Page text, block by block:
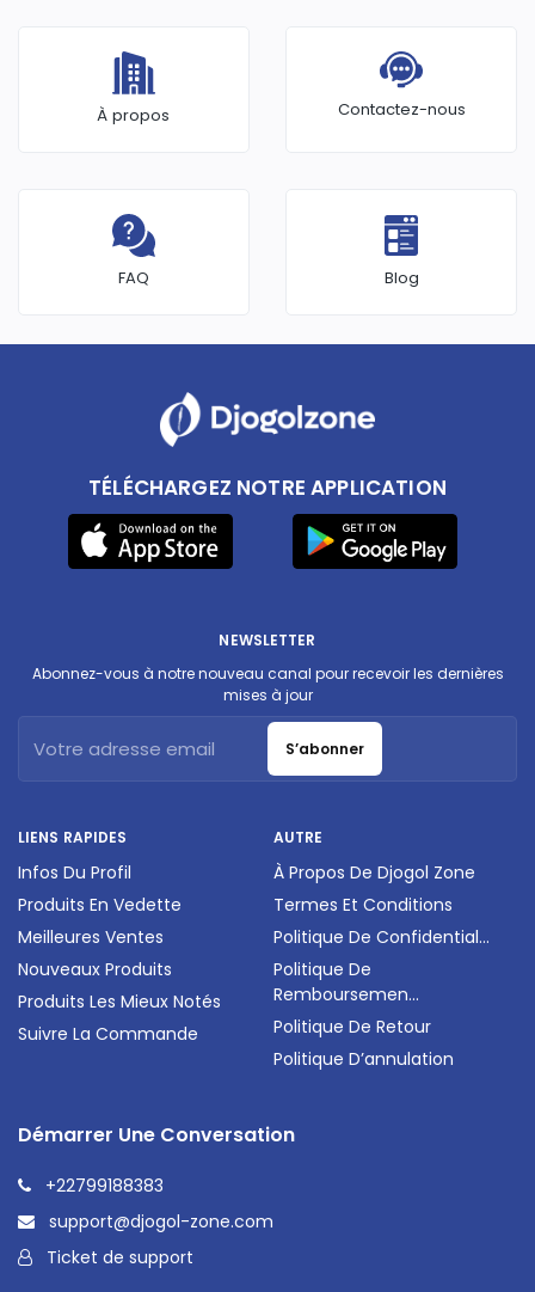
À propos Contactez-nous
FAQ Blog
TÉLÉCHARGEZ NOTRE APPLICATION
LIENS RAPIDES
Infos Du Profil
Produits En Vedette
Meilleures Ventes
Nouveaux Produits
Produits Les Mieux Notés
Suivre La Commande
AUTRE
À Propos De Djogol Zone
Termes Et Conditions
Politique De Confidential...
Politique De
Remboursemen...
Politique De Retour
Politique D’annulation
NEWSLETTER
Abonnez-vous à notre nouveau canal pour recevoir les dernières
mises à jour
S’abonner
Démarrer Une Conversation
+22799188383
support@djogol-zone.com
Ticket de support